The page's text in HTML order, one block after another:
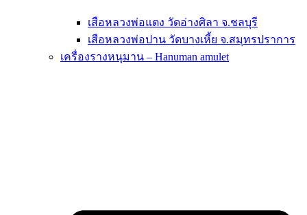
เสือหลวงพ่อแตง วัดอ่างศิลา จ.ชลบุรี
เสือหลวงพ่อปาน วัดบางเหี้ย จ.สมุทรปราการ
เครื่องรางหนุมาน – Hanuman amulet